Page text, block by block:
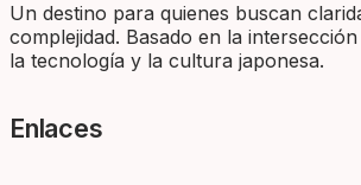
Un destino para quienes buscan
complejidad. Basado en la
la tecnología y la cultura japonesa.
Enlaces